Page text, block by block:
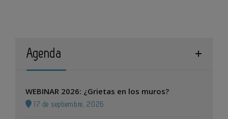
Agenda
WEBINAR 2026: ¿Grietas en los muros?
17 de septiembre, 2026